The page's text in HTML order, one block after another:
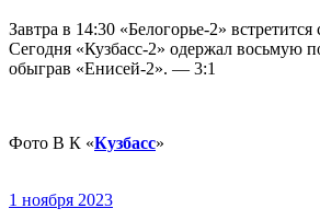
Завтра в 14:30 «Белогорье-2» встретится
Сегодня «Кузбасс-2» одержал восьмую
обыграв «Енисей-2». — 3:1
Фото В К «Кузбасс»
1 ноября 2023